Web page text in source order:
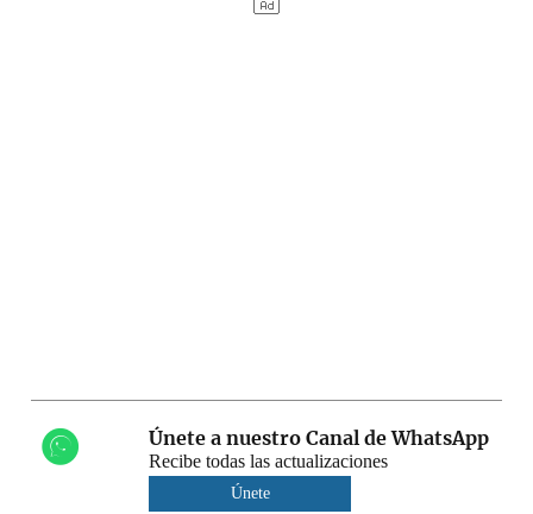
Únete a nuestro Canal de WhatsApp
Recibe todas las actualizaciones
Únete